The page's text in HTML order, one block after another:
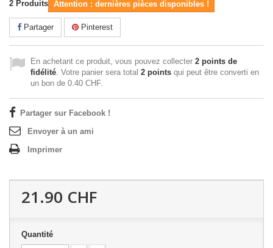
2 Produits Attention : dernières pièces disponibles !
Partager Pinterest
En achetant ce produit, vous pouvez collecter 2 points de
fidélité. Votre panier sera total 2 points qui peut être converti en
un bon de 0.40 CHF.
Partager sur Facebook !
Envoyer à un ami
Imprimer
21.90 CHF
Quantité